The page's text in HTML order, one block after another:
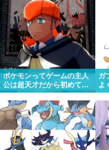
ポケモンってゲームの主人
公は超天才だから初めて出
場したポケモンリーグもさ
くっと優勝しちゃうけど…
ガ
よ
ン
リ
な